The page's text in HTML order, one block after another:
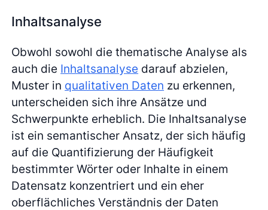
Inhaltsanalyse
Obwohl sowohl die thematische Analyse als
auch die Inhaltsanalyse darauf abzielen,
Muster in qualitativen Daten zu erkennen,
unterscheiden sich ihre Ansätze und
Schwerpunkte erheblich. Die Inhaltsanalyse
ist ein semantischer Ansatz, der sich häufig
auf die Quantifizierung der Häufigkeit
bestimmter Wörter oder Inhalte in einem
Datensatz konzentriert und ein eher
oberflächliches Verständnis der Daten